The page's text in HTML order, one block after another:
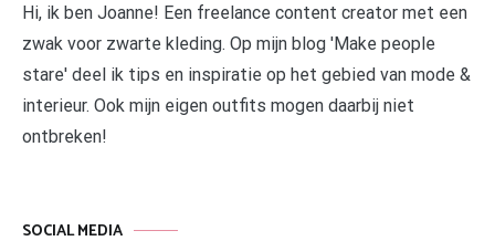
Hi, ik ben Joanne! Een freelance content creator met een
zwak voor zwarte kleding. Op mijn blog 'Make people
stare' deel ik tips en inspiratie op het gebied van mode &
interieur. Ook mijn eigen outfits mogen daarbij niet
ontbreken!
SOCIAL MEDIA